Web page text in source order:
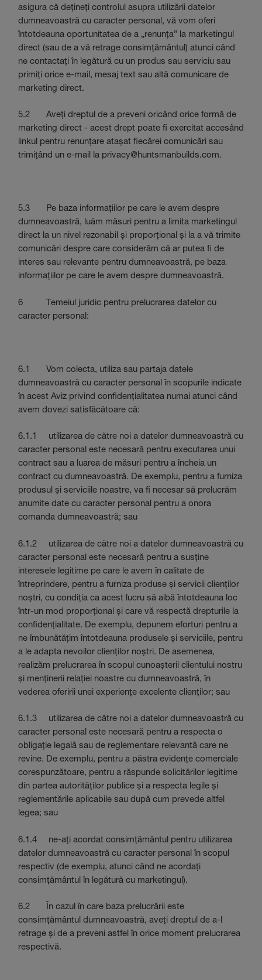
asigura că dețineți controlul asupra utilizării datelor
dumneavoastră cu caracter personal, vă vom oferi
întotdeauna oportunitatea de a „renunța” la marketingul
direct (sau de a vă retrage consimțământul) atunci când
ne contactați în legătură cu un produs sau serviciu sau
primiți orice e-mail, mesaj text sau altă comunicare de
marketing direct.
5.2 Aveți dreptul de a preveni oricând orice formă de
marketing direct - acest drept poate fi exercitat accesând
linkul pentru renunțare atașat fiecărei comunicări sau
trimițând un e-mail la privacy@huntsmanbuilds.com.
5.3 Pe baza informațiilor pe care le avem despre
dumneavoastră, luăm măsuri pentru a limita marketingul
direct la un nivel rezonabil și proporțional și la a vă trimite
comunicări despre care considerăm că ar putea fi de
interes sau relevante pentru dumneavoastră, pe baza
informațiilor pe care le avem despre dumneavoastră.
6 Temeiul juridic pentru prelucrarea datelor cu
caracter personal:
6.1 Vom colecta, utiliza sau partaja datele
dumneavoastră cu caracter personal în scopurile indicate
în acest Aviz privind confidențialitatea numai atunci când
avem dovezi satisfăcătoare că:
6.1.1 utilizarea de către noi a datelor dumneavoastră cu
caracter personal este necesară pentru executarea unui
contract sau a luarea de măsuri pentru a încheia un
contract cu dumneavoastră. De exemplu, pentru a furniza
produsul și serviciile noastre, va fi necesar să prelucrăm
anumite date cu caracter personal pentru a onora
comanda dumneavoastră; sau
6.1.2 utilizarea de către noi a datelor dumneavoastră cu
caracter personal este necesară pentru a susține
interesele legitime pe care le avem în calitate de
întreprindere, pentru a furniza produse și servicii clienților
noștri, cu condiția ca acest lucru să aibă întotdeauna loc
într-un mod proporțional și care vă respectă drepturile la
confidențialitate. De exemplu, depunem eforturi pentru a
ne îmbunătățim întotdeauna produsele și serviciile, pentru
a le adapta nevoilor clienților noștri. De asemenea,
realizăm prelucrarea în scopul cunoașterii clientului nostru
și menținerii relației noastre cu dumneavoastră, în
vederea oferirii unei experiențe excelente clienților; sau
6.1.3 utilizarea de către noi a datelor dumneavoastră cu
caracter personal este necesară pentru a respecta o
obligație legală sau de reglementare relevantă care ne
revine. De exemplu, pentru a păstra evidențe comerciale
corespunzătoare, pentru a răspunde solicitărilor legitime
din partea autorităților publice și a respecta legile și
reglementările aplicabile sau după cum prevede altfel
legea; sau
6.1.4 ne-ați acordat consimțământul pentru utilizarea
datelor dumneavoastră cu caracter personal în scopul
respectiv (de exemplu, atunci când ne acordați
consimțământul în legătură cu marketingul).
6.2 În cazul în care baza prelucrării este
consimțământul dumneavoastră, aveți dreptul de a-l
retrage și de a preveni astfel în orice moment prelucrarea
respectivă.